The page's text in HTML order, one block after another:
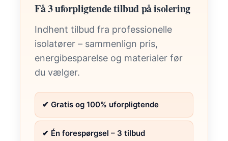
Få 3 uforpligtende tilbud på isolering
Indhent tilbud fra professionelle
isolatører – sammenlign pris,
energibesparelse og materialer før
du vælger.
✔ Gratis og 100% uforpligtende
✔ Én forespørgsel – 3 tilbud